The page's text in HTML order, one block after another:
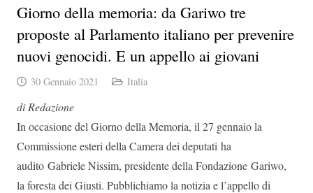
Giorno della memoria: da Gariwo tre
proposte al Parlamento italiano per prevenire
nuovi genocidi. E un appello ai giovani
30 Gennaio 2021 Italia
di Redazione
In occasione del Giorno della Memoria, il 27 gennaio la
Commissione esteri della Camera dei deputati ha
audito Gabriele Nissim, presidente della Fondazione Gariwo,
la foresta dei Giusti. Pubblichiamo la notizia e l’appello di